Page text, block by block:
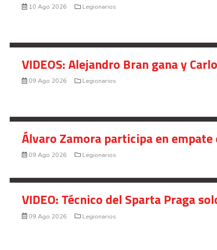
10 Ago 2026 Legionarios
VIDEOS: Alejandro Bran gana y
09 Ago 2026 Legionarios
Álvaro Zamora participa en
09 Ago 2026 Legionarios
VIDEO: Técnico del Sparta Praga
09 Ago 2026 Legionarios